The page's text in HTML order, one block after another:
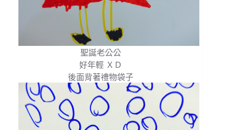
聖誕老公公
好年輕 ＸＤ
後面背著禮物袋子